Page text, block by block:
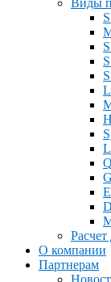
Виды
О компании
Партнерам